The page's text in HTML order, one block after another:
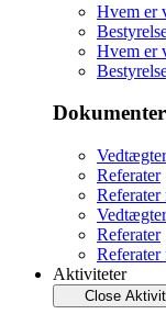
Hvem er
Hvem er
Dokumenter
Vedtægter
Referater
Vedtægter
Referater
Aktiviteter
Close